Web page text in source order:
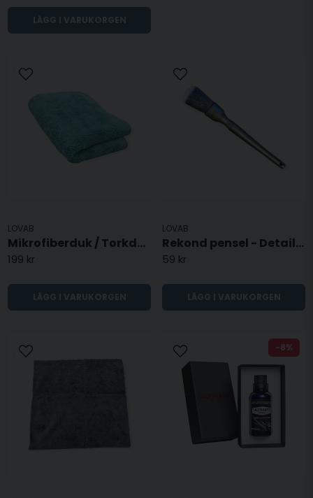
LÄGG I VARUKORGEN
LOVAB
Mikrofiberduk / Torkduk 50 x 70 - 1200GSM
199 kr
LÄGG I VARUKORGEN
LOVAB
Rekond pensel - Detailing pensel
59 kr
LÄGG I VARUKORGEN
-8%